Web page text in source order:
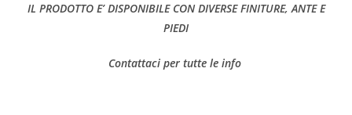
IL PRODOTTO E’ DISPONIBILE CON DIVERSE FINITURE, ANTE E
PIEDI
Contattaci per tutte le info